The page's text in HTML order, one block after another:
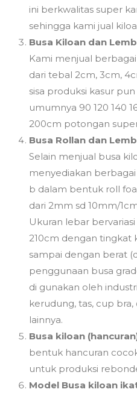
ini berkwalitas super
sehingga kami jual
Busa Kiloan dan
Kami menjual
dari tebal 2cm, 3cm,
sisa produksi kasur
umumnya 90 120 140
200cm potongan
Busa Rollan dan
Selain menjual busa
menyediakan
b dalam bentuk roll
dari 2mm sd 10mm/
Ukuran lebar
210cm dengan tingkat
sampai dengan berat
penggunaan busa
di gunakan oleh
kerudung, tas, cup
lainnya.
Busa kiloan
bentuk hancuran
untuk produksi
Model Busa kiloan